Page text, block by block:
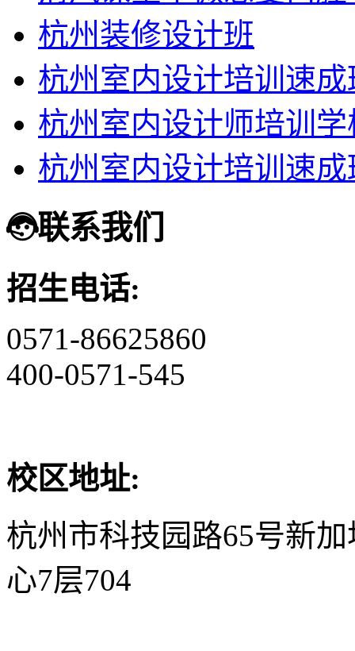
杭州装修设计班
杭州室内设计培训速成
杭州室内设计师培训
杭州室内设计培训速成
联系我们
招生电话:
0571-86625860
400-0571-545
校区地址:
杭州市科技园路65号新
心7层704